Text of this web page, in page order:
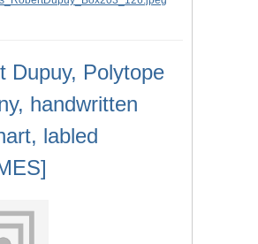
Dupuy, Polytope
handwritten
labled